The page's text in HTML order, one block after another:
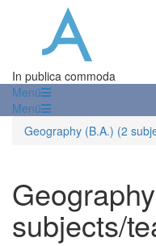
In publica commoda
Menü
Menü
Geography (B.A.) (2
subjects/